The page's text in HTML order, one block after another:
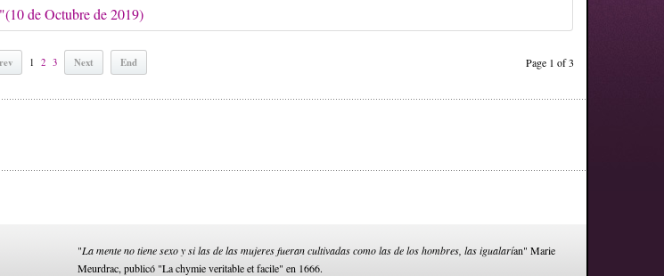
de Octubre de 2019)
Page 1 of 3
1 2 3 Next End
"La mente no tiene sexo y si las de las mujeres fueran cultivadas como las de los hombres, las igualarían" Marie
Meurdrac, publicó "La chymie veritable et facile" en 1666.